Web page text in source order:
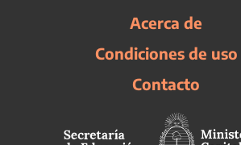
Acerca de
Condiciones de uso
Contacto